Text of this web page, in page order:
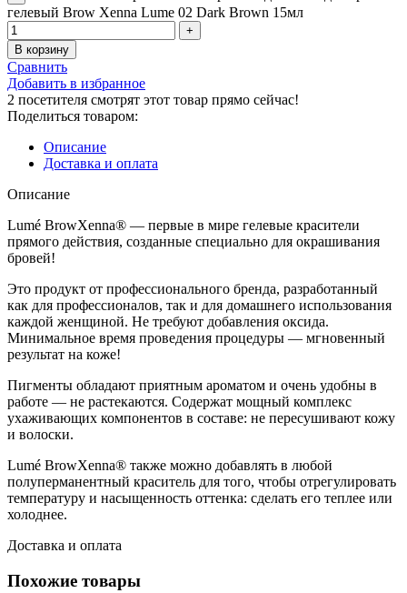
гелевый Brow Xenna Lume 02 Dark Brown 15мл
В корзину
Сравнить
Добавить в избранное
2 посетителя смотрят этот товар прямо сейчас!
Поделиться товаром:
Описание
Доставка и оплата
Описание
Lumé BrowXenna® — первые в мире гелевые красители
прямого действия, созданные специально для окрашивания
бровей!
Это продукт от профессионального бренда, разработанный
как для профессионалов, так и для домашнего использования
каждой женщиной. Не требуют добавления оксида.
Минимальное время проведения процедуры — мгновенный
результат на коже!
Пигменты обладают приятным ароматом и очень удобны в
работе — не растекаются. Содержат мощный комплекс
ухаживающих компонентов в составе: не пересушивают кожу
и волоски.
Lumé BrowXenna® также можно добавлять в любой
полуперманентный краситель для того, чтобы отрегулировать
температуру и насыщенность оттенка: сделать его теплее или
холоднее.
Доставка и оплата
Похожие товары